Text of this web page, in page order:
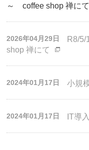
～ coffee shop 禅にて
2026年04月29日
R8/
shop 禅にて
2024年01月17日 小規
2024年01月17日 IT導